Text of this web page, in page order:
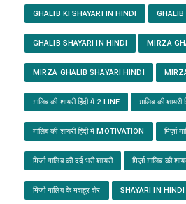
GHALIB KI SHAYARI IN HINDI GHALIB
GHALIB SHAYARI IN HINDI MIRZA
MIRZA GHALIB SHAYARI HINDI
ग़ालिब की शायरी हिंदी में 2 LINE ग़ालिब की शायरी
ग़ालिब की शायरी हिंदी में MOTIVATION मिर्ज़ा
मिर्जा गालिब की दर्द भरी शायरी मिर्ज़ा ग़ालिब की
मिर्जा गालिब के मशहूर शेर SHAYARI IN HINDI